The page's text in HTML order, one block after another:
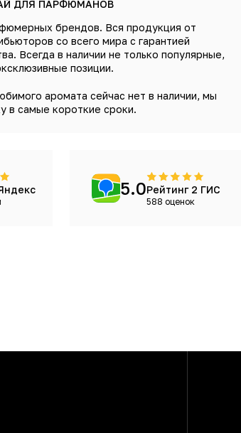
РАЙ ДЛЯ ПАРФЮМАНОВ
брендов. Вся продукция от
со всего мира с гарантией
Всегда в наличии не только популярные,
позиции.
аромата сейчас нет в наличии, мы
в самые короткие сроки.
5.0Рейтинг 2 ГИС
588 оценок